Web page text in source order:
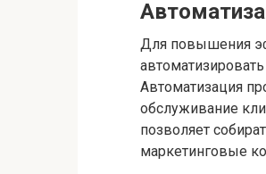
Для повышения
Автоматизация
обслуживание
позволяет
маркетинговые